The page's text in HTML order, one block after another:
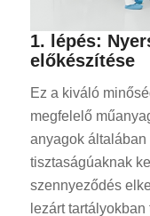
1. lépés:
előkészítése
Ez a kiváló
megfelelő
anyagok
tisztaságúaknak
szennyeződés
lezárt